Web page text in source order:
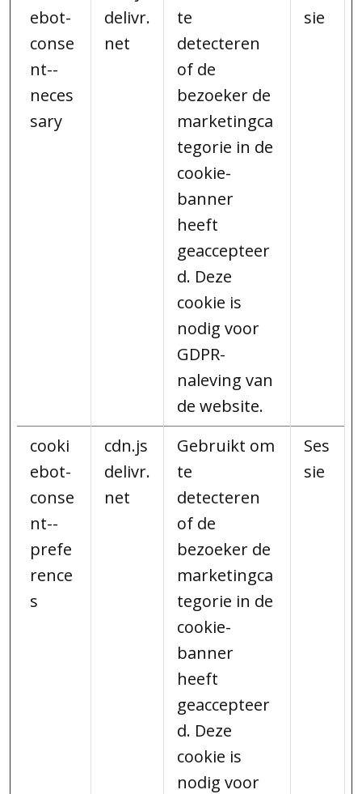
ebot-
conse
nt--
neces
sary
delivr.
net
te
detecteren
of de
bezoeker de
marketingca
tegorie in de
cookie-
banner
heeft
geaccepteer
d. Deze
cookie is
nodig voor
GDPR-
naleving van
de website.
sie
cooki
ebot-
conse
nt--
prefe
rence
s
cdn.js
delivr.
net
Gebruikt om
te
detecteren
of de
bezoeker de
marketingca
tegorie in de
cookie-
banner
heeft
geaccepteer
d. Deze
cookie is
nodig voor
Ses
sie